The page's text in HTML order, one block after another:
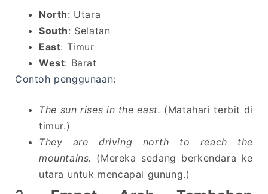
North: Utara
South: Selatan
East: Timur
West: Barat
Contoh penggunaan:
The sun rises in the east. (Matahari terbit di
timur.)
They are driving north to reach the
mountains. (Mereka sedang berkendara ke
utara untuk mencapai gunung.)